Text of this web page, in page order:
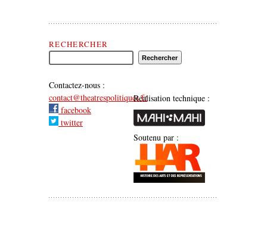
Rechercher Théâtre(s) Politique(s)
RECHERCHER
Contactez-nous :
contact@theatrespolitiques.fr
facebook
twitter
Réalisation technique :
Soutenu par :